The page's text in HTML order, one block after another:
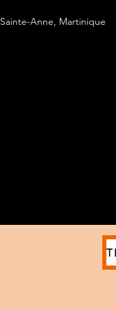
Sainte-Anne, Martinique